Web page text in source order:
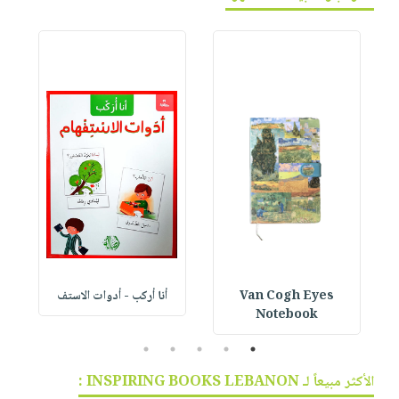
Van Cogh Eyes
Notebook
أنا أركب - أدوات الاستف
1
2
3
4
5
الأكثر مبيعاً لـ INSPIRING BOOKS LEBANON :